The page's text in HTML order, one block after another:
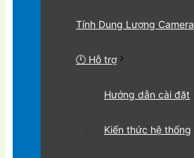
Tính Dung Lượng Camera
🕛 Hỗ trợ
Hướng dẫn cài đặt
Kiến thức hệ thống